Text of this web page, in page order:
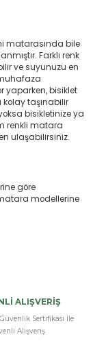
matarasında bile
Farklı renk
ve suyunuzu en
yaparken, bisiklet
taşınabilir
bisikletinize ya
renkli matara
ulaşabilirsiniz.
göre
modellerine
ALIŞVERİŞ
Sertifikası İle
Alışveriş